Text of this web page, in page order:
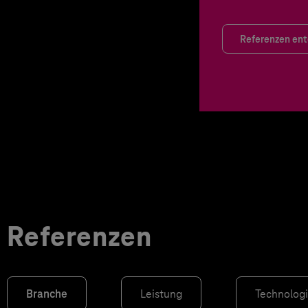
Referenzen
Referenzen
Branche Leistung